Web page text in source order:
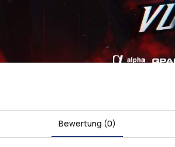
Bewertung (0)